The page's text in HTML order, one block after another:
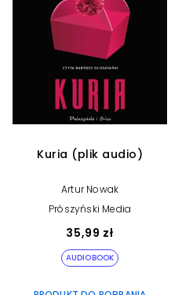
Kuria (plik audio)
Artur Nowak
Prószyński Media
35,99 zł
AUDIOBOOK